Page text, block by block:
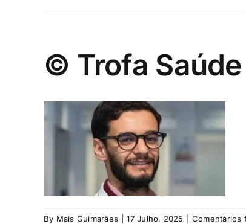
© Trofa Saúde
By Mais Guimarães 17 Julho, 2025 Comentários